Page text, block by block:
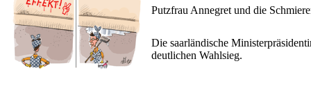
Putzfrau Annegret und die
Die saarländische
deutlichen Wahlsieg.